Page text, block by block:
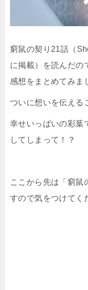
窮鼠の契り21話（
に掲載）を読んだの
感想をまとめてみま
ついに想いを伝える
幸せいっぱいの彩葉
してしまって！？
ここから先は「窮鼠
すので気をつけてく